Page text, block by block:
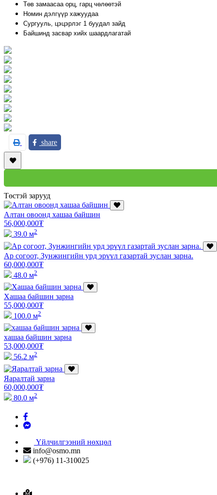
Төв замаасаа орц, гарц чөлөөтэй
Номин дэлгүүр хажуудаа
Сургууль, цэцэрлэг 1 буудал зайд
Байшинд засвар хийх шаардлагатай
share
Төстэй зарууд
Алтан овоонд хашаа байшин
56,000,000₮
39.0 м2
Ар согоот, Зунжингийн урд эрүүл газартай зуслан зарна.
60,000,000₮
48.0 м2
Хашаа байшин зарна
55,000,000₮
100.0 м2
хашаа байшин зарна
53,000,000₮
56.2 м2
Яаралтай зарна
60,000,000₮
80.0 м2
Үйлчилгээний нөхцөл
info@osmo.mn
(+976) 11-310025